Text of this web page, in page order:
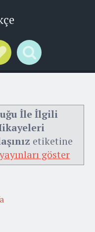
Links
Search
İle İlgili
etiketine
göster